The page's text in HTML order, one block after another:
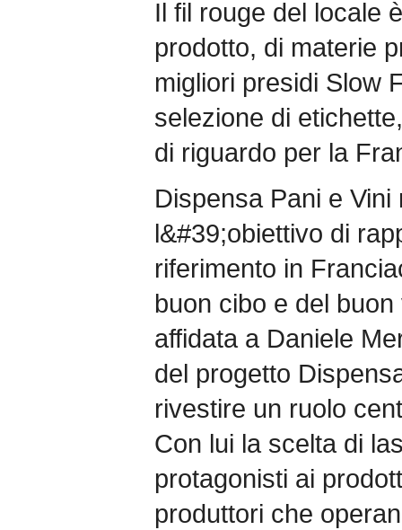
Il fil rouge del locale
prodotto, di materie
migliori presidi Slow
selezione di
di riguardo per la
Dispensa Pani e
l&#39;obiettivo di
riferimento in
buon cibo e del
affidata a Daniele
del progetto
rivestire un ruolo
Con lui la scelta di
protagonisti ai
produttori che